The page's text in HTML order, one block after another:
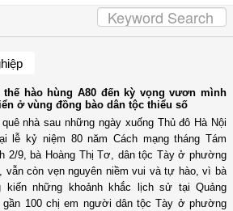
hào hùng A80 đến kỳ vọng vươn mình
ở vùng đồng bào dân tộc thiểu số
nhà sau những ngày xuống Thủ đô Hà Nội
lễ kỷ niệm 80 năm Cách mạng tháng Tám
2/9, bà Hoàng Thị Tơ, dân tộc Tày ở phường
vẫn còn vẹn nguyên niềm vui và tự hào, vì bà
những khoảnh khắc lịch sử tại Quảng
100 chị em người dân tộc Tày ở phường